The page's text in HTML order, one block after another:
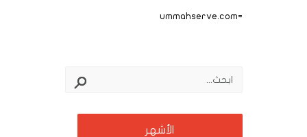
=ummahserve.com
الأشهر